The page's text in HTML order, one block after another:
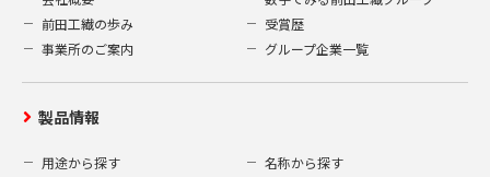
前田工繊の歩み
受賞歴
事業所のご案内
グループ企業一覧
製品情報
用途から探す
名称から探す